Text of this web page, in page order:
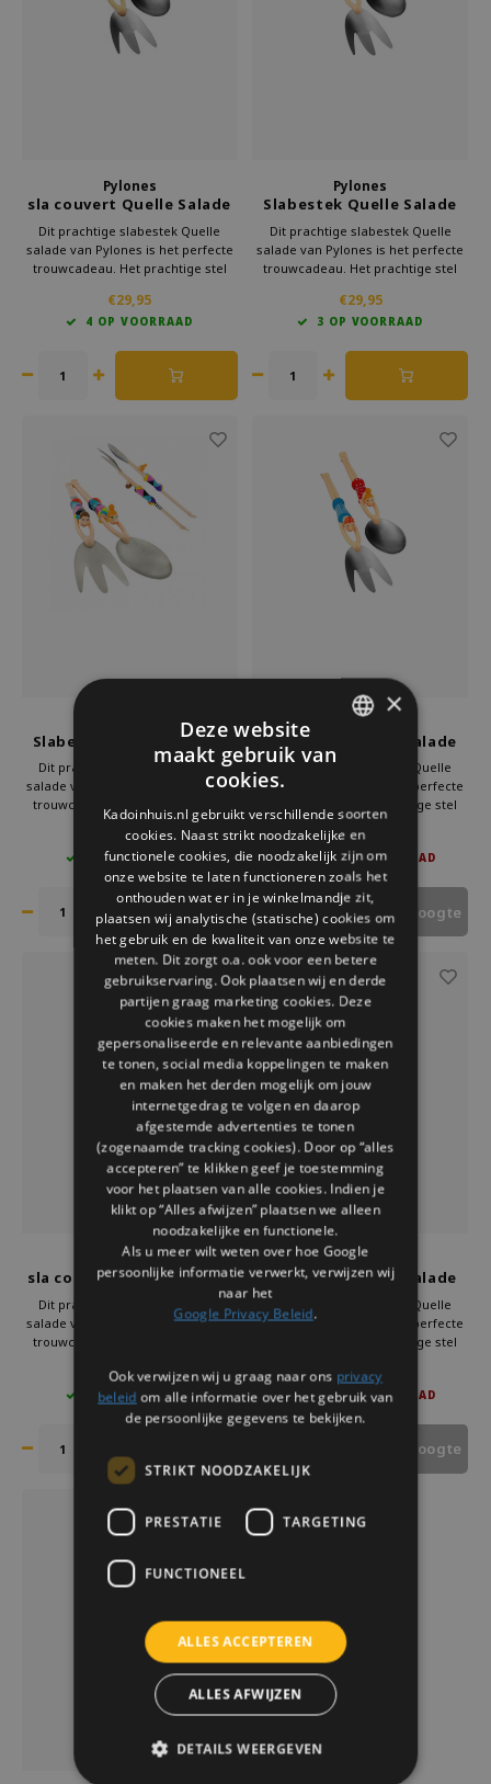
Welke Zwitscherbox past bij jou?
Storytiles
Pylones
sla couvert Quelle Salade
Rainbow
Dit prachtige slabestek Quelle
salade van Pylones is het perfecte
trouwcadeau. Het prachtige stel
Het paar al ervan genieten om om
de lekkerste salades op te
heel vrolijk uit.
€29,95
4 OP VOORRAAD
Pylones
Slabestek Quelle Salade
green
Dit prachtige slabestek Quelle
salade van Pylones is het perfecte
trouwcadeau. Het prachtige stel
Het paar al ervan genieten om om
de lekkerste salades op te
heel vrolijk uit.
€29,95
3 OP VOORRAAD
Slabestek Quelle Salade
Arlequin
Dit prachtige slabestek Quelle
salade van Pylones is het perfecte
trouwcadeau. Het prachtige stel
duikt vol overgave jouw salade in.
Het paar al ervan genieten om om
de lekkerste salades op te
scheppen. Bovendien ziet het er
heel vrolijk uit.
€29,95
4 OP VOORRAAD
Pylones
Slabestek Quelle Salade
50th Swimmers
Dit prachtige slabestek Quelle
salade van Pylones is het perfecte
trouwcadeau. Het prachtige stel
duikt vol overgave jouw salade in.
Het paar al ervan genieten om om
de lekkerste salades op te
scheppen. Bovendien ziet het er
heel vrolijk uit.
€29,95
NIET OP VOORRAAD
Houd mij op de hoogte
Pylones
sla couvert Quelle Salade
Dit prachtige slabestek Quelle
salade van Pylones is het perfecte
trouwcadeau. Het prachtige stel
Het paar al ervan genieten om om
de lekkerste salades op te
scheppen. Bovendien ziet het er
€29,95
5 OP VOORRAAD
Pylones
Slabestek Quelle Salade
Dit prachtige slabestek Quelle
salade van Pylones is het perfecte
trouwcadeau. Het prachtige stel
Het paar al ervan genieten om om
de lekkerste salades op te
scheppen. Bovendien ziet het er
€29,95
NIET OP VOORRAAD
Houd mij op de hoogte
DUTCH
ENGLISH
×
Deze website
maakt gebruik van
cookies.
Kadoinhuis.nl gebruikt verschillende soorten
cookies. Naast strikt noodzakelijke en
functionele cookies, die noodzakelijk zijn om
onze website te laten functioneren zoals het
onthouden wat er in je winkelmandje zit,
plaatsen wij analytische (statische) cookies om
het gebruik en de kwaliteit van onze website te
meten. Dit zorgt o.a. ook voor een betere
gebruikservaring. Ook plaatsen wij en derde
partijen graag marketing cookies. Deze
cookies maken het mogelijk om
gepersonaliseerde en relevante aanbiedingen
te tonen, social media koppelingen te maken
en maken het derden mogelijk om jouw
internetgedrag te volgen en daarop
afgestemde advertenties te tonen
(zogenaamde tracking cookies). Door op “alles
accepteren” te klikken geef je toestemming
voor het plaatsen van alle cookies. Indien je
klikt op “Alles afwijzen” plaatsen we alleen
noodzakelijke en functionele.
Als u meer wilt weten over hoe Google
persoonlijke informatie verwerkt, verwijzen wij
naar het
Google Privacy Beleid.
Ook verwijzen wij u graag naar ons privacy
beleid om alle informatie over het gebruik van
de persoonlijke gegevens te bekijken.
STRIKT NOODZAKELIJK
PRESTATIE TARGETING
FUNCTIONEEL
ALLES ACCEPTEREN
ALLES AFWIJZEN
DETAILS WEERGEVEN